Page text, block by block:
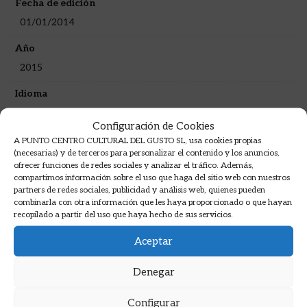
Configuración de Cookies
A PUNTO CENTRO CULTURAL DEL GUSTO SL, usa cookies propias
(necesarias) y de terceros para personalizar el contenido y los anuncios,
ofrecer funciones de redes sociales y analizar el tráfico. Además,
compartimos información sobre el uso que haga del sitio web con nuestros
partners de redes sociales, publicidad y análisis web, quienes pueden
combinarla con otra información que les haya proporcionado o que hayan
recopilado a partir del uso que haya hecho de sus servicios.
Aceptar
Denegar
Configurar
Fecha de edición
01/01/2014
Año
2015
Idioma
Formato
Cartoné
Sinopsis
El olivo, el trigo y la vid son los únicos cultivos
autóctonos de los países mediterráneos; las